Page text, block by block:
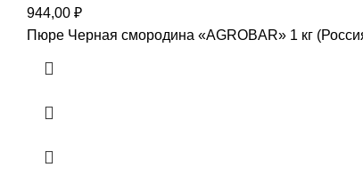
944,00 ₽
Пюре Черная смородина «AGROBAR» 1 кг